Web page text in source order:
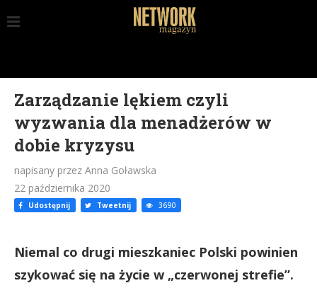
Zarządzanie lękiem czyli
wyzwania dla menadżerów w
dobie kryzysu
napisany przez Anna Goławska
22 października 2020
Udostępnij Tweetnij 3690
Niemal co drugi mieszkaniec Polski powinien
szykować się na życie w „czerwonej strefie”.